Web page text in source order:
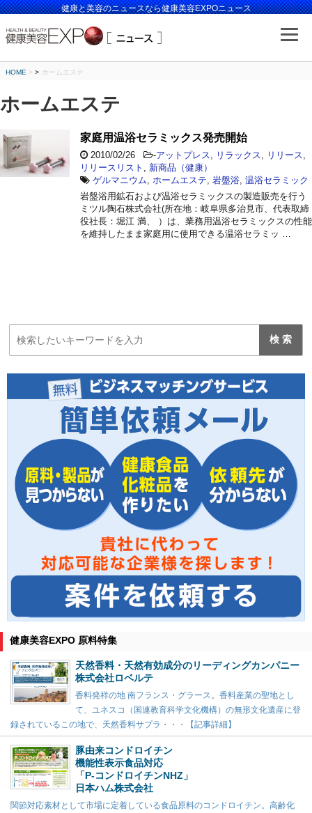
健康と美容のニュースなら健康美容EXPOニュース
HOME > ホームエステ
ホームエステ
家庭用温浴セラミックス発売開始
2010/02/26 -アットプレス リラックス リリース
リリースリスト
新商品（健康）
ゲルマニウム
ホームエステ 岩盤浴 温浴セラミック
岩盤浴用鉱石および温浴セラミックスの製造販売を行う
ミツル陶石株式会社(所在地：岐阜県多治見市、代表取締
役社長：堀江 満、 ）は、業務用温浴セラミックスの性能
を維持したまま家庭用に使用できる温浴セラミッ …
健康美容EXPO 原料特集
天然香料・天然有効成分のリーディングカンパニー
株式会社ロベルテ
香料発祥の地 南フランス・グラース。香料産業の聖地とし
て、ユネスコ（国連教育科学文化機構）の無形文化遺産に登
録されているこの地で、天然香料サプラ・・・【記事詳細】
豚由来コンドロイチン
機能性表示食品対応
「P-コンドロイチンNHZ」
日本ハム株式会社
関節対応素材として市場に定着している食品原料のコンドロイチン。高齢化